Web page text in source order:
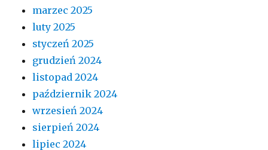
marzec 2025
luty 2025
styczeń 2025
grudzień 2024
listopad 2024
październik 2024
wrzesień 2024
sierpień 2024
lipiec 2024